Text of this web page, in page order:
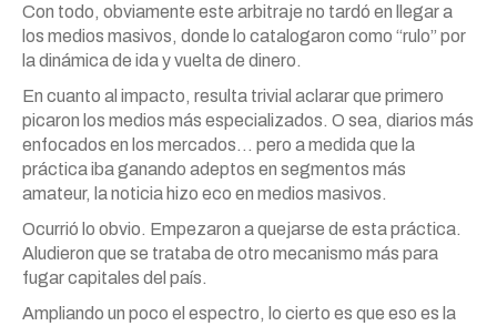
Con todo, obviamente este arbitraje no tardó en llegar a
los medios masivos, donde lo catalogaron como “rulo” por
la dinámica de ida y vuelta de dinero.
En cuanto al impacto, resulta trivial aclarar que primero
picaron los medios más especializados. O sea, diarios más
enfocados en los mercados… pero a medida que la
práctica iba ganando adeptos en segmentos más
amateur, la noticia hizo eco en medios masivos.
Ocurrió lo obvio. Empezaron a quejarse de esta práctica.
Aludieron que se trataba de otro mecanismo más para
fugar capitales del país.
Ampliando un poco el espectro, lo cierto es que eso es la